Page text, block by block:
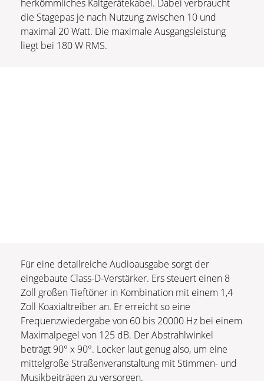
herkömmliches Kaltgerätekabel. Dabei verbraucht
die Stagepas je nach Nutzung zwischen 10 und
maximal 20 Watt. Die maximale Ausgangsleistung
liegt bei 180 W RMS.
Für eine detailreiche Audioausgabe sorgt der
eingebaute Class-D-Verstärker. Ers steuert einen 8
Zoll großen Tieftöner in Kombination mit einem 1,4
Zoll Koaxialtreiber an. Er erreicht so eine
Frequenzwiedergabe von 60 bis 20000 Hz bei einem
Maximalpegel von 125 dB. Der Abstrahlwinkel
beträgt 90° x 90°. Locker laut genug also, um eine
mittelgroße Straßenveranstaltung mit Stimmen- und
Musikbeiträgen zu versorgen.